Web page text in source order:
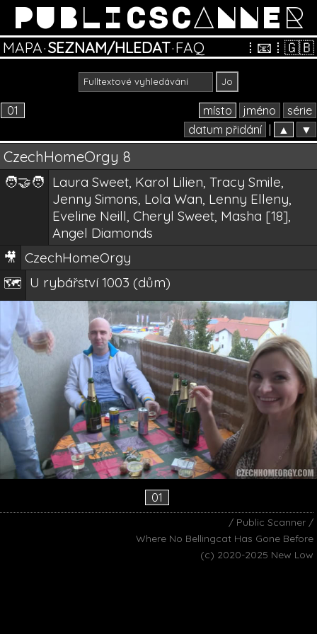
PUBLICSCANNER
MAPA·SEZNAM/HLEDAT·FAQ ⁞ 📧 ⁞ 🇬🇧
01 místo jméno
série
datum přidání
▲ ▼
CzechHomeOrgy 8
🧑‍🤝‍🧑 Laura Sweet, Karol Lilien, Tracy Smile,
Jenny Simons, Lola Wan, Lenny Elleny,
Eveline Neill, Cheryl Sweet, Masha [18],
Angel Diamonds
🎥 CzechHomeOrgy
🗺️ U rybářství 1003 (dům)
01
/ Public Scanner /
Where No Bellingcat Has Gone Before
(c) 2020-2025 New Low